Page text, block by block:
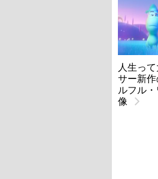
人生っ
サー新
ルフル
像